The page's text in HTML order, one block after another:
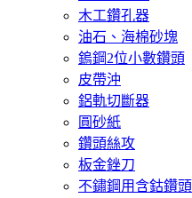
木工鑽孔器
油石、海棉砂塊
鎢鋼2位小數鑽頭
皮帶沖
鋁軌切斷器
圓砂紙
鑽頭絲攻
板金銼刀
不鏽鋼用含鈷鑽頭